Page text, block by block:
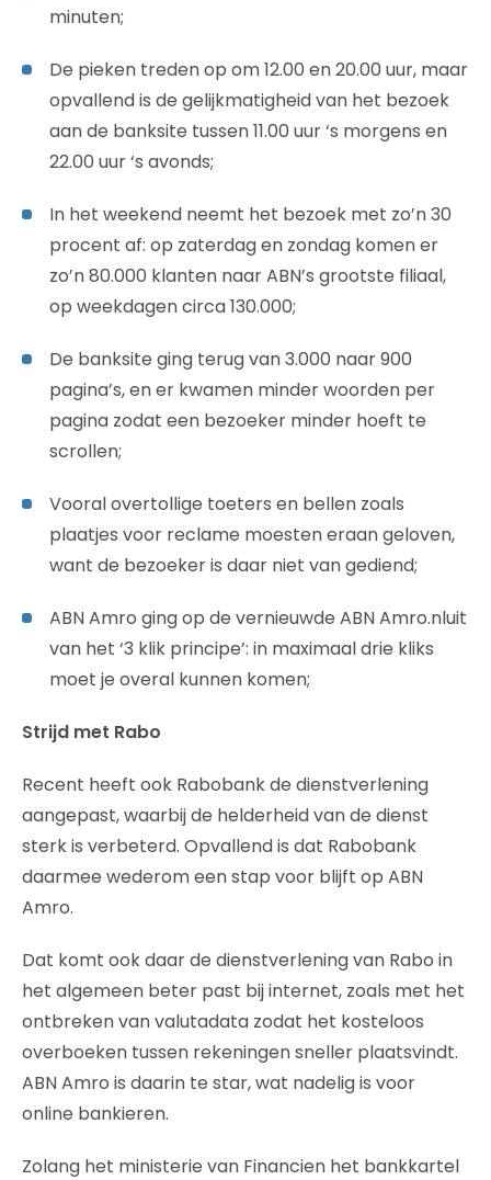
minuten;
De pieken treden op om 12.00 en 20.00 uur, maar
opvallend is de gelijkmatigheid van het bezoek
aan de banksite tussen 11.00 uur ‘s morgens en
22.00 uur ‘s avonds;
In het weekend neemt het bezoek met zo’n 30
procent af: op zaterdag en zondag komen er
zo’n 80.000 klanten naar ABN’s grootste filiaal,
op weekdagen circa 130.000;
De banksite ging terug van 3.000 naar 900
pagina’s, en er kwamen minder woorden per
pagina zodat een bezoeker minder hoeft te
scrollen;
Vooral overtollige toeters en bellen zoals
plaatjes voor reclame moesten eraan geloven,
want de bezoeker is daar niet van gediend;
ABN Amro ging op de vernieuwde ABN Amro.nluit
van het ‘3 klik principe’: in maximaal drie kliks
moet je overal kunnen komen;
Strijd met Rabo
Recent heeft ook Rabobank de dienstverlening
aangepast, waarbij de helderheid van de dienst
sterk is verbeterd. Opvallend is dat Rabobank
daarmee wederom een stap voor blijft op ABN
Amro.
Dat komt ook daar de dienstverlening van Rabo in
het algemeen beter past bij internet, zoals met het
ontbreken van valutadata zodat het kosteloos
overboeken tussen rekeningen sneller plaatsvindt.
ABN Amro is daarin te star, wat nadelig is voor
online bankieren.
Zolang het ministerie van Financien het bankkartel